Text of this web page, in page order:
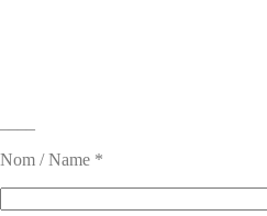
Nom / Name *